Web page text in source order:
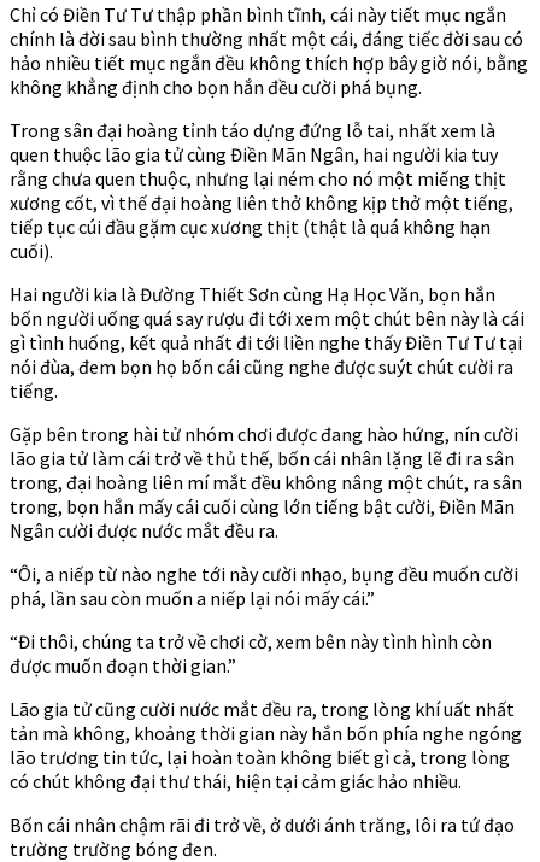
Chỉ có Điền Tư Tư thập phần bình tĩnh, cái này tiết mục ngắn
chính là đời sau bình thường nhất một cái, đáng tiếc đời sau có
hảo nhiều tiết mục ngắn đều không thích hợp bây giờ nói, bằng
không khẳng định cho bọn hắn đều cười phá bụng.
Trong sân đại hoàng tỉnh táo dựng đứng lỗ tai, nhất xem là
quen thuộc lão gia tử cùng Điền Mãn Ngân, hai người kia tuy
rằng chưa quen thuộc, nhưng lại ném cho nó một miếng thịt
xương cốt, vì thế đại hoàng liên thở không kịp thở một tiếng,
tiếp tục cúi đầu gặm cục xương thịt (thật là quá không hạn
cuối).
Hai người kia là Đường Thiết Sơn cùng Hạ Học Văn, bọn hắn
bốn người uống quá say rượu đi tới xem một chút bên này là cái
gì tình huống, kết quả nhất đi tới liền nghe thấy Điền Tư Tư tại
nói đùa, đem bọn họ bốn cái cũng nghe được suýt chút cười ra
tiếng.
Gặp bên trong hài tử nhóm chơi được đang hào hứng, nín cười
lão gia tử làm cái trở về thủ thế, bốn cái nhân lặng lẽ đi ra sân
trong, đại hoàng liên mí mắt đều không nâng một chút, ra sân
trong, bọn hắn mấy cái cuối cùng lớn tiếng bật cười, Điền Mãn
Ngân cười được nước mắt đều ra.
“Ôi, a niếp từ nào nghe tới này cười nhạo, bụng đều muốn cười
phá, lần sau còn muốn a niếp lại nói mấy cái.”
“Đi thôi, chúng ta trở về chơi cờ, xem bên này tình hình còn
được muốn đoạn thời gian.”
Lão gia tử cũng cười nước mắt đều ra, trong lòng khí uất nhất
tản mà không, khoảng thời gian này hắn bốn phía nghe ngóng
lão trương tin tức, lại hoàn toàn không biết gì cả, trong lòng
có chút không đại thư thái, hiện tại cảm giác hảo nhiều.
Bốn cái nhân chậm rãi đi trở về, ở dưới ánh trăng, lôi ra tứ đạo
trường trường bóng đen.